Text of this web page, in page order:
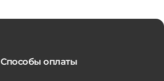
Способы оплаты